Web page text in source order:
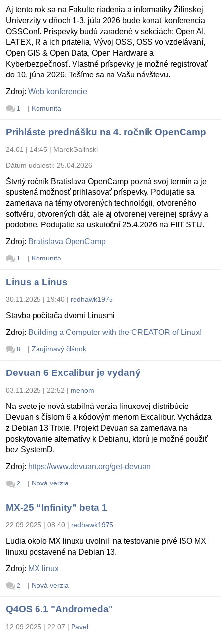
Aj tento rok sa na Fakulte riadenia a informatiky Žilinskej
Univerzity v dňoch 1-3. júla 2026 bude konať konferencia
OSSConf. Príspevky budú zaradené v sekciách: Open AI,
LATEX, R a ich priatelia, Vývoj OSS, OSS vo vzdelávaní,
Open GIS & Open Data, Open Hardware a
Kyberbezpečnosť. Vlastné príspevky je možné registrovať
do 10. júna 2026. Tešíme sa na Vašu návštevu.
Zdroj: Web konferencie
1 | Komunita
Prihláste prednášku na 4. ročník OpenCamp
24.01 | 14:45 | MarekGalinski
Dátum udalosti: 25.04.2026
Štvrtý ročník Bratislava OpenCamp pozná svoj termín a je
spustená možnosť prihlasovať príspevky. Podujatie sa
zameriava na témy otvorených technológii, otvoreného
softvéru, otvorených dát, ale aj otvorenej verejnej správy a
podobne. Podujatie sa uskutoční 25.4.2026 na FIIT STU.
Zdroj: Bratislava OpenCamp
1 | Komunita
Linus a Linus
30.11.2025 | 19:40 | redhawk1975
Stavba počítača dvomi Linusmi
Zdroj: Building a Computer with the CREATOR of Linux!
8 | Zaujímavý článok
Devuan 6 Excalibur je vydaný
03.11.2025 | 22:52 | menom
Na svete je nová stabilná verzia linuxovej distribúcie
Devuan s číslom 6 a kódovým menom Excalibur. Vychádza
z Debian 13 Trixie. Projekt Devuan sa zameriava na
poskytovanie alternatívy k Debianu, ktorú je možné použiť
bez SystemD.
Zdroj: https://www.devuan.org/get-devuan
2 | Nová verzia
MX-25 “Infinity” beta 1
22.09.2025 | 08:40 | redhawk1975
Ludia okolo MX linuxu uvolnili na testovanie prvé ISO MX
linuxu postavené na Debian 13.
Zdroj: MX linux
2 | Nová verzia
Q4OS 6.1 "Andromeda"
12.09.2025 | 22:07 | Pavel